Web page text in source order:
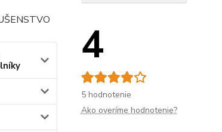
4
5 hodnotenie
Ako overíme hodnotenie?